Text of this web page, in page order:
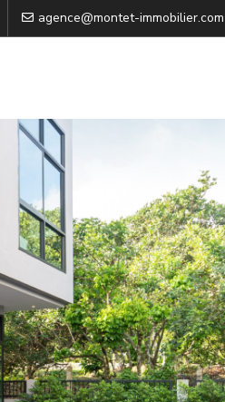
agence@montet-immobilier.com